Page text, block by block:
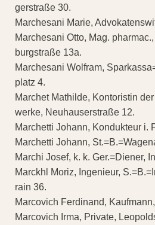
gerstraße 30.
Marchesani Marie,
Marchesani Otto, Mag.
burgstraße 13a.
Marchesani Wolfram,
platz 4.
Marchet Mathilde, Kontoristin
werke, Neuhauserstraße 12.
Marchetti Johann, Kondukteur i.
Marchetti Johann,
Marchi Josef, k. k. Ger.=Diener,
Marckhl Moriz, Ingenieur,
rain 36.
Marcovich Ferdinand,
Marcovich Irma, Private,